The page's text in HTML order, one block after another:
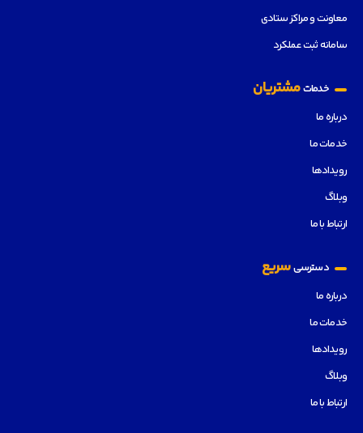
معاونت و مراکز ستادی
سامانه ثبت عملکرد
خدماتمشتریان
درباره ما
خدمات ما
رویدادها
وبلاگ
ارتباط با ما
دسترسیسریع
درباره ما
خدمات ما
رویدادها
وبلاگ
ارتباط با ما